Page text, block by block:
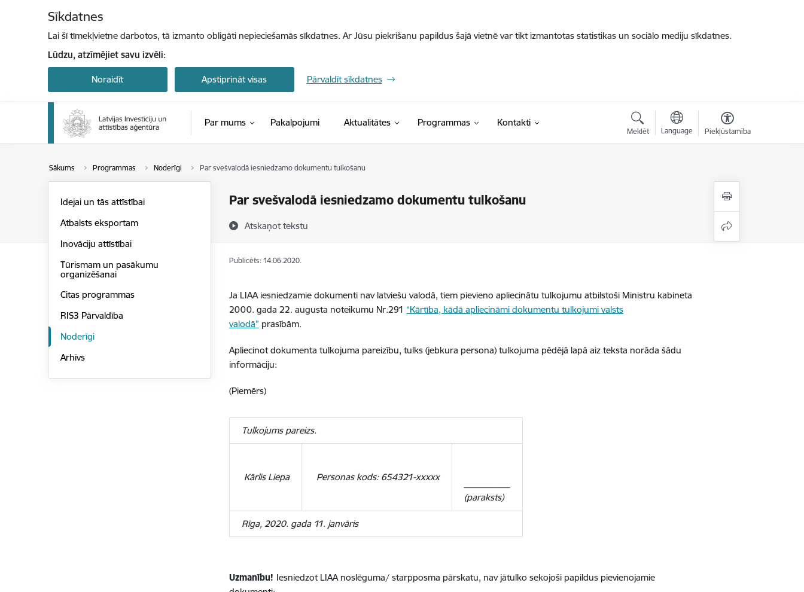
Sīkdatnes
Lai šī tīmekļvietne darbotos, tā izmanto obligāti nepieciešamās sīkdatnes. Ar Jūsu piekrišanu papildus šajā vietnē var tikt izmantotas statistikas un sociālo mediju sīkdatnes.
Lūdzu, atzīmējiet savu izvēli:
Noraidīt Apstiprināt visas Pārvaldīt sīkdatnes
Par mums Pakalpojumi Aktualitātes Programmas Kontakti
Meklēt Language Piekļūstamība
Sākums Programmas Noderīgi Par svešvalodā iesniedzamo dokumentu tulkošanu
Par svešvalodā iesniedzamo dokumentu tulkošanu
Atskaņot tekstu
Idejai un tās attīstībai
Atbalsts eksportam
Inovāciju attīstībai
Tūrismam un pasākumu
organizēšanai
Citas programmas
RIS3 Pārvaldība
Noderīgi
Arhīvs
Publicēts: 14.06.2020.
Ja LIAA iesniedzamie dokumenti nav latviešu valodā, tiem pievieno apliecinātu tulkojumu atbilstoši Ministru kabineta
2000. gada 22. augusta noteikumu Nr.291“Kārtība, kādā apliecināmi dokumentu tulkojumi valsts
valodā” prasībām.
Apliecinot dokumenta tulkojuma pareizību, tulks (jebkura persona) tulkojuma pēdējā lapā aiz teksta norāda šādu
informāciju:
(Piemērs)
Tulkojums pareizs.
Kārlis Liepa Personas kods: 654321-xxxxx
(paraksts)
Rīga, 2020. gada 11. janvāris
Uzmanību! Iesniedzot LIAA noslēguma/ starpposma pārskatu, nav jātulko sekojoši papildus pievienojamie